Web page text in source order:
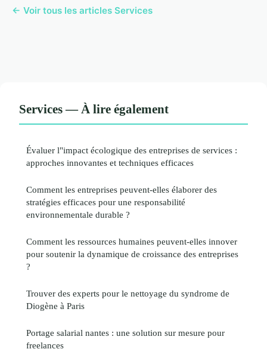
← Voir tous les articles Services
Services — À lire également
Évaluer l"impact écologique des entreprises de services :
approches innovantes et techniques efficaces
Comment les entreprises peuvent-elles élaborer des
stratégies efficaces pour une responsabilité
environnementale durable ?
Comment les ressources humaines peuvent-elles innover
pour soutenir la dynamique de croissance des entreprises
?
Trouver des experts pour le nettoyage du syndrome de
Diogène à Paris
Portage salarial nantes : une solution sur mesure pour
freelances